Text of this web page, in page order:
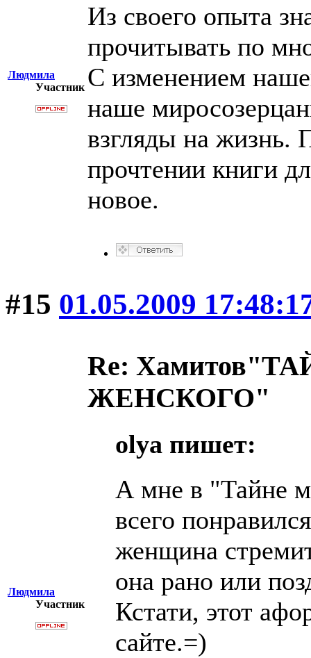
Людмила
Участник
Из своего опыта
прочитывать по
С изменением
наше
взгляды на жизнь.
прочтении книги
новое.
#15 01.05.2009
Людмила
Участник
Re:
ЖЕНСКОГО"
olya пишет:
А мне в "Тайне
всего
женщина
она рано или
Кстати, этот
сайте.=)